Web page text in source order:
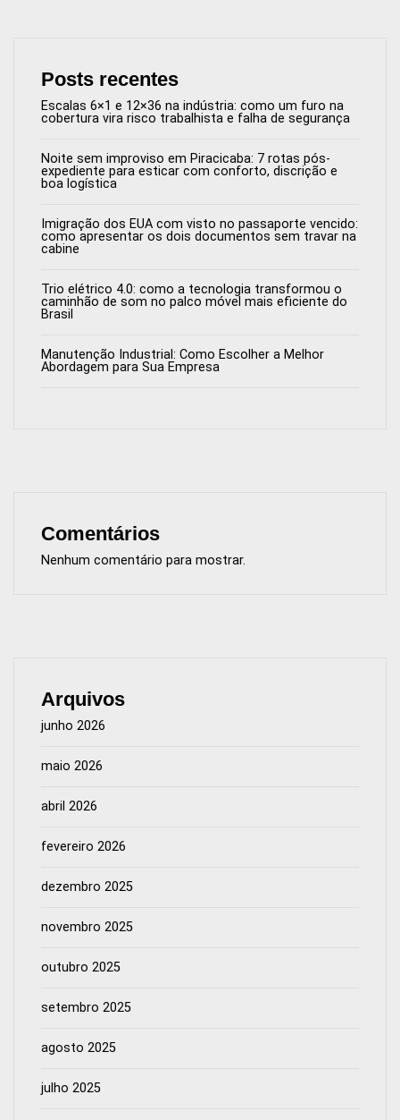
Posts recentes
Escalas 6×1 e 12×36 na indústria: como um furo na
cobertura vira risco trabalhista e falha de segurança
Noite sem improviso em Piracicaba: 7 rotas pós-
expediente para esticar com conforto, discrição e
boa logística
Imigração dos EUA com visto no passaporte vencido:
como apresentar os dois documentos sem travar na
cabine
Trio elétrico 4.0: como a tecnologia transformou o
caminhão de som no palco móvel mais eficiente do
Brasil
Manutenção Industrial: Como Escolher a Melhor
Abordagem para Sua Empresa
Comentários
Nenhum comentário para mostrar.
Arquivos
junho 2026
maio 2026
abril 2026
fevereiro 2026
dezembro 2025
novembro 2025
outubro 2025
setembro 2025
agosto 2025
julho 2025